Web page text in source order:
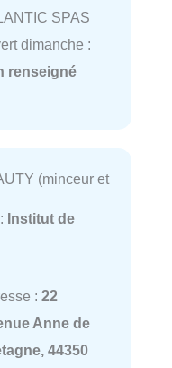
SPAS
dimanche :
renseigné
(minceur et
Institut de
: 22
Anne de
44350